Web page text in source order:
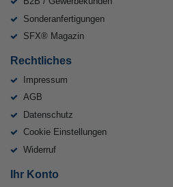
Sonderanfertigungen
SFX® Magazin
Rechtliches
Impressum
AGB
Datenschutz
Cookie Einstellungen
Widerruf
Ihr Konto